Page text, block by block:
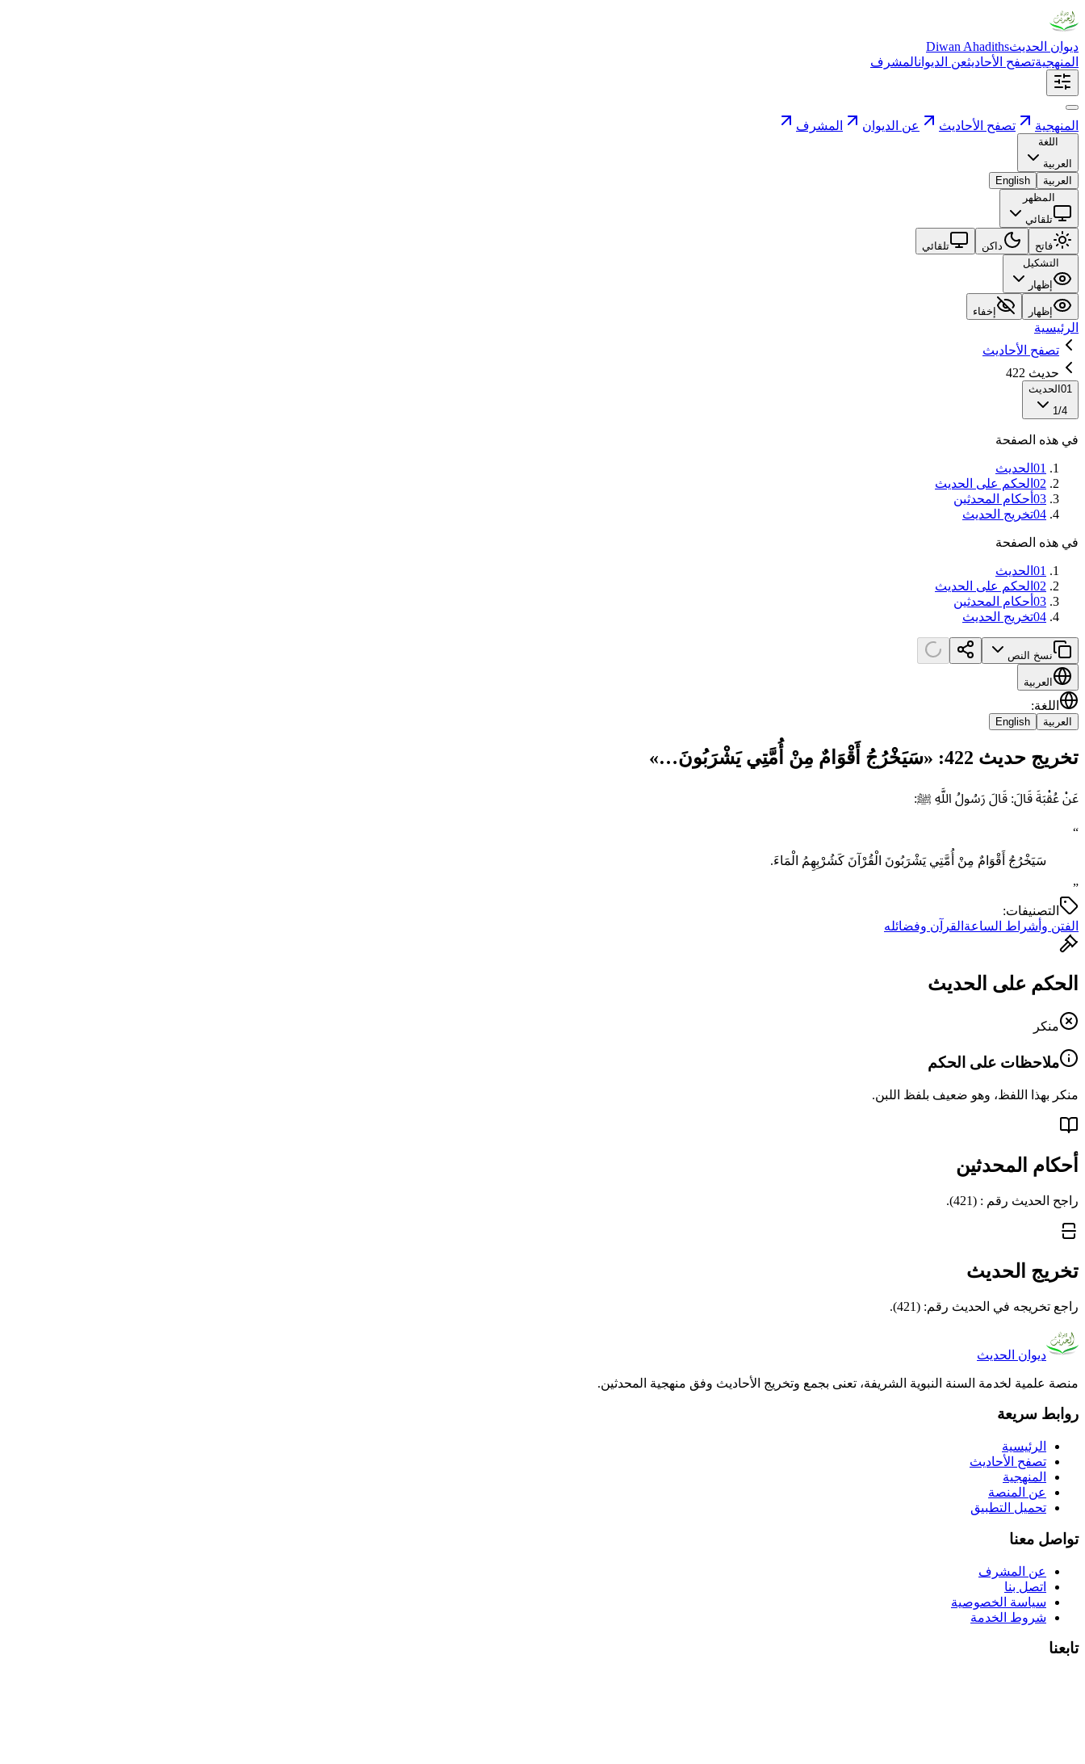
ديوان الحديثDiwan Ahadiths
المنهجيةتصفح الأحاديثعن الديوانالمشرف
المنهجية تصفح الأحاديث عن الديوان المشرف
اللغة
العربية
العربية
English
المظهر
تلقائي
فاتح داكن
تلقائي
التشكيل
إظهار
إظهار إخفاء
الرئيسية
تصفح الأحاديث
حديث 422
01 الحديث
1/4
في هذه الصفحة
01 الحديث
02 الحكم على الحديث
03 أحكام المحدثين
04تخريج الحديث
في هذه الصفحة
01 الحديث
02 الحكم على الحديث
03 أحكام المحدثين
04تخريج الحديث
نسخ النص
العربية
اللغة:
العربية English
تخريج حديث 422: «سَيَخْرُجُ أَقْوَامٌ مِنْ أُمَّتِي يَشْرَبُونَ…»
عَنْ عُقْبَةَ قَالَ: قَالَ رَسُولُ اللَّهِ ﷺ:
“
سَيَخْرُجُ أَقْوَامٌ مِنْ أُمَّتِي يَشْرَبُونَ الْقُرْآنَ كَشُرْبِهِمُ الْمَاءَ.
”
التصنيفات:
الفتن وأشراط الساعة القرآن وفضائله
الحكم على الحديث
منكر
ملاحظات على الحكم
منكر بهذا اللفظ، وهو ضعيف بلفظ اللبن.
أحكام المحدثين
راجح الحديث رقم : (421).
تخريج الحديث
راجع تخريجه في الحديث رقم: (421).
ديوان الحديث
منصة علمية لخدمة السنة النبوية الشريفة، تعنى بجمع وتخريج الأحاديث وفق منهجية المحدثين.
روابط سريعة
الرئيسية
تصفح الأحاديث
المنهجية
عن المنصة
تحميل التطبيق
تواصل معنا
عن المشرف
اتصل بنا
سياسة الخصوصية
شروط الخدمة
تابعنا